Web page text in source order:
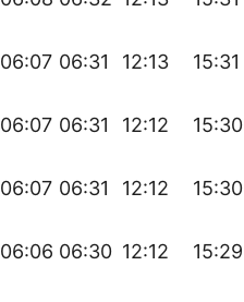
06:07 06:31 12:13 15:31
06:07 06:31 12:12 15:30
06:07 06:31 12:12 15:30
06:06 06:30 12:12 15:29